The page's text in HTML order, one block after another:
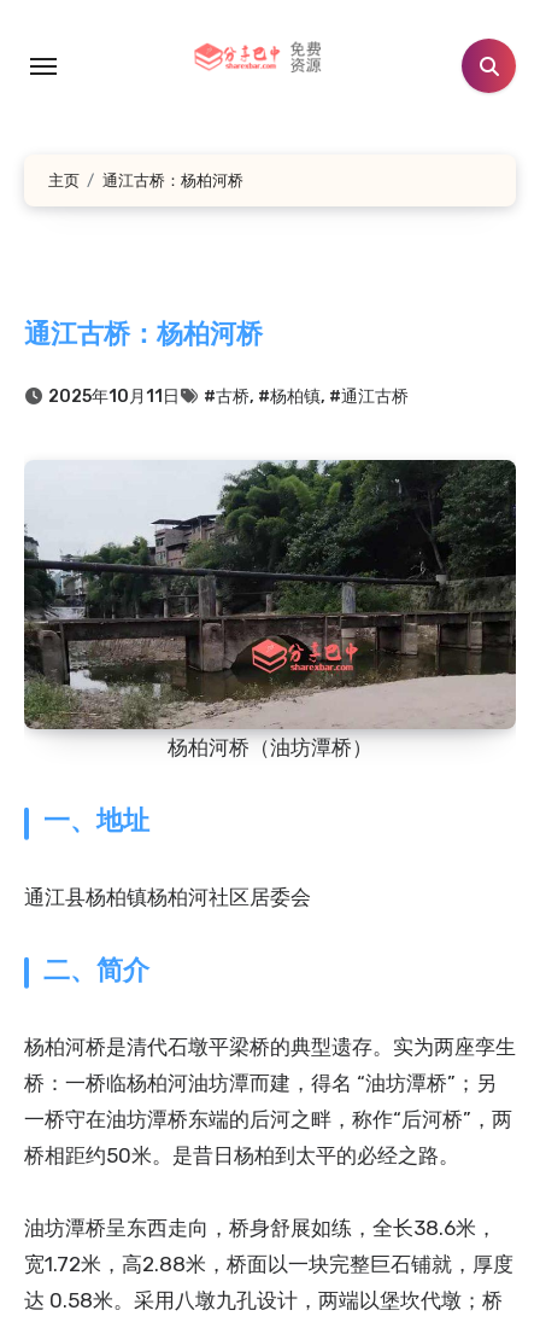
主页 通江古桥：杨柏河桥
通江古桥：杨柏河桥
2025年10月11日 #古桥, #杨柏镇, #通江古桥
杨柏河桥（油坊潭桥）
一、地址
通江县杨柏镇杨柏河社区居委会
二、简介
杨柏河桥是清代石墩平梁桥的典型遗存。实为两座孪生
桥：一桥临杨柏河油坊潭而建，得名 “油坊潭桥”；另
一桥守在油坊潭桥东端的后河之畔，称作“后河桥”，两
桥相距约50米。是昔日杨柏到太平的必经之路。
油坊潭桥呈东西走向，桥身舒展如练，全长38.6米，
宽1.72米，高2.88米，桥面以一块完整巨石铺就，厚度
达 0.58米。采用八墩九孔设计，两端以堡坎代墩；桥